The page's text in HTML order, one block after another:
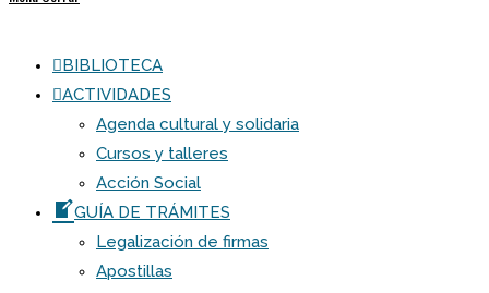
BIBLIOTECA
ACTIVIDADES
Agenda cultural y solidaria
Cursos y talleres
Acción Social
GUÍA DE TRÁMITES
Legalización de firmas
Apostillas